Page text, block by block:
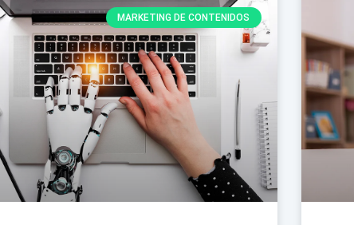
MARKETING DE CONTENIDOS